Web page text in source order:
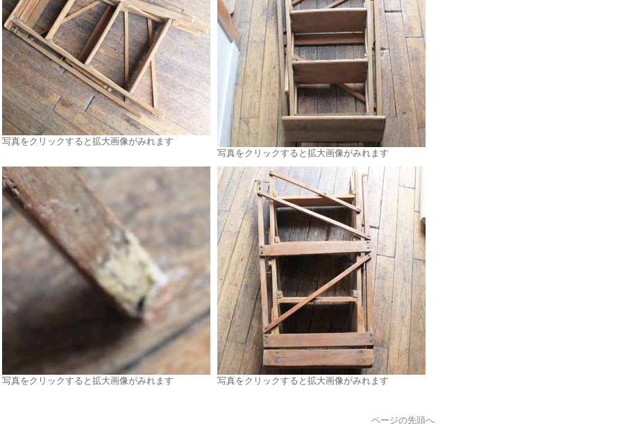
写真をクリックすると拡大画像がみれます
写真をクリックすると拡大画像がみれます
写真をクリックすると拡大画像がみれます 写真をクリックすると拡大画像がみれます
ページの先頭へ